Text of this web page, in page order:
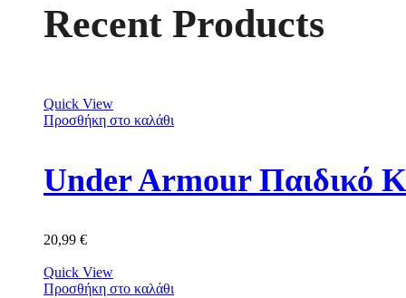
Recent Products
Quick View
Προσθήκη στο καλάθι
Under Armour Παιδικό
20,99 €
Quick View
Προσθήκη στο καλάθι